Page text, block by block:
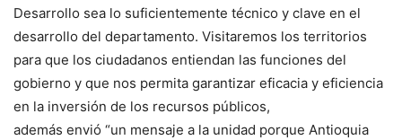
Desarrollo sea lo suficientemente técnico y clave en el
desarrollo del departamento. Visitaremos los territorios
para que los ciudadanos entiendan las funciones del
gobierno y que nos permita garantizar eficacia y eficiencia
en la inversión de los recursos públicos,
además envió “un mensaje a la unidad porque Antioquia